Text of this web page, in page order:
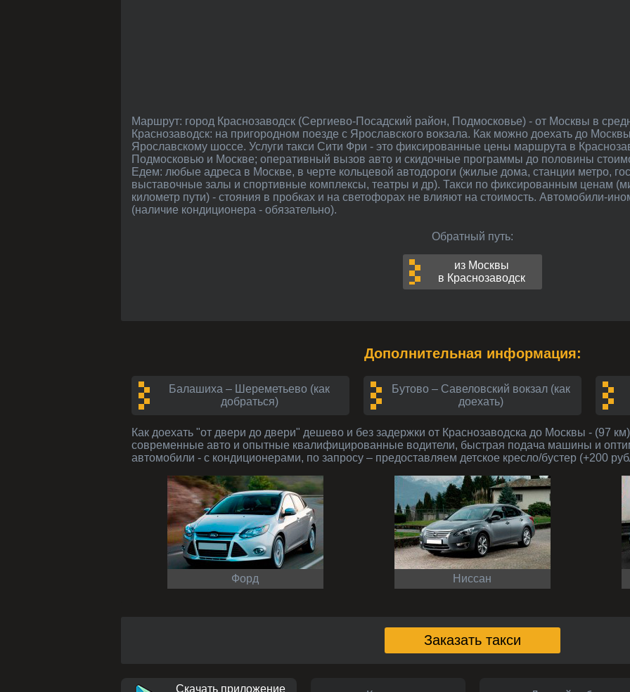
Маршрут: город Краснозаводск (Сергиево-Посадский район, Подмосковье) - от Москвы в среднем 81 км. Как добраться в
Краснозаводск: на пригородном поезде с Ярославского вокзала. Как можно доехать до
Ярославскому шоссе. Услуги такси Сити Фри - это фиксированные цены маршрута в
Подмосковью и Москве; оперативный вызов авто и скидочные программы до половины
Едем: любые адреса в Москве, в черте кольцевой автодороги (жилые дома, станции метро,
выставочные залы и спортивные комплексы, театры и др). Такси по фиксированным ценам
километр пути) - стояния в пробках и на светофорах не влияют на стоимость. Автомобили-
(наличие кондиционера - обязательно).
Обратный путь:
из Москвы
в Краснозаводск
Дополнительная информация:
Балашиха – Шереметьево (как
добраться)
Бутово – Савеловский вокзал (как
доехать)
Как доехать "от двери до двери" дешево и без задержки от Краснозаводска до Москвы - (97 км) за 4600 руб? Заказать такси -
современные авто и опытные квалифицированные водители, быстрая подача машины и
автомобили - с кондиционерами, по запросу – предоставляем детское кресло/бустер (+200
Форд Ниссан
Заказать такси
Скачать приложение